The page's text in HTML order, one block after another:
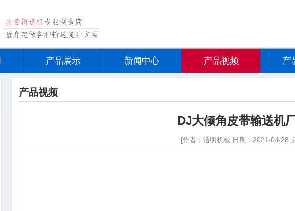
产品展示 新闻中心 产品视频 产
产品视频
DJ大倾角皮带输送机
[作者：浩明机械 日期：2021-04-28